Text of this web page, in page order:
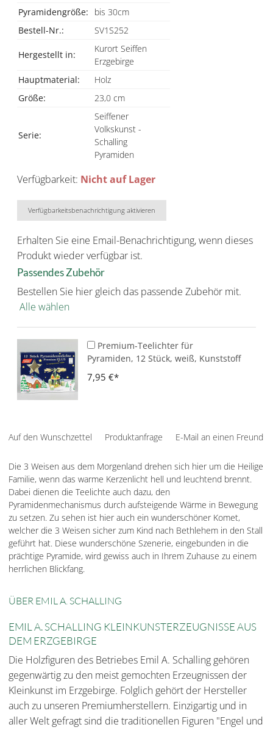
Pyramidengröße:
bis 30cm
Bestell-Nr.:
SV1S252
Hergestellt in:
Kurort Seiffen
Erzgebirge
Hauptmaterial:
Holz
Größe:
23,0 cm
Serie:
Seiffener
Volkskunst -
Schalling
Pyramiden
Verfügbarkeit: Nicht auf Lager
Verfügbarkeitsbenachrichtigung aktivieren
Erhalten Sie eine Email-Benachrichtigung, wenn dieses
Produkt wieder verfügbar ist.
Passendes Zubehör
Bestellen Sie hier gleich das passende Zubehör mit.
Alle wählen
Premium-Teelichter für
Pyramiden, 12 Stück, weiß, Kunststoff
7,95 €
Auf den Wunschzettel Produktanfrage E-Mail an einen Freund
Die 3 Weisen aus dem Morgenland drehen sich hier um die Heilige
Familie, wenn das warme Kerzenlicht hell und leuchtend brennt.
Dabei dienen die Teelichte auch dazu, den
Pyramidenmechanismus durch aufsteigende Wärme in Bewegung
zu setzen. Zu sehen ist hier auch ein wunderschöner Komet,
welcher die 3 Weisen sicher zum Kind nach Bethlehem in den Stall
geführt hat. Diese wunderschöne Szenerie, eingebunden in die
prächtige Pyramide, wird gewiss auch in Ihrem Zuhause zu einem
herrlichen Blickfang.
ÜBER EMIL A. SCHALLING
EMIL A. SCHALLING KLEINKUNSTERZEUGNISSE AUS
DEM ERZGEBIRGE
Die Holzfiguren des Betriebes Emil A. Schalling gehören
gegenwärtig zu den meist gemochten Erzeugnissen der
Kleinkunst im Erzgebirge. Folglich gehört der Hersteller
auch zu unseren Premiumherstellern. Einzigartig und in
aller Welt gefragt sind die traditionellen Figuren "Engel und